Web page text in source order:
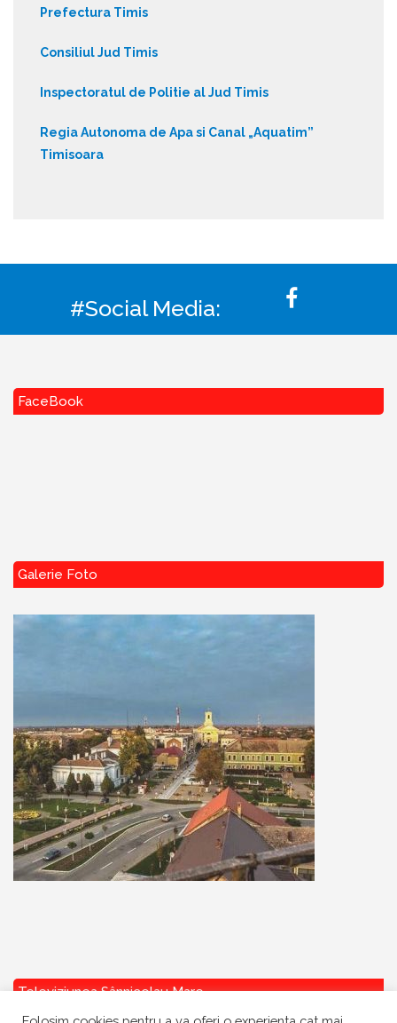
Prefectura Timis
Consiliul Jud Timis
Inspectoratul de Politie al Jud Timis
Regia Autonoma de Apa si Canal „Aquatim”
Timisoara
#Social Media:
FaceBook
Galerie Foto
Televiziunea Sânnicolau Mare